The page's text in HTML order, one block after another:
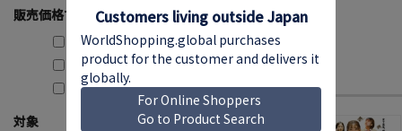
販売価格で絞り込む
～999円 (1)
3,000円～3,999円 (1)
4,000円～4,999円 (2)
対象